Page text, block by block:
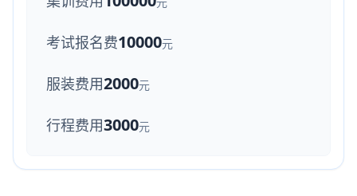
考试报名费10000元
服装费用2000元
行程费用3000元